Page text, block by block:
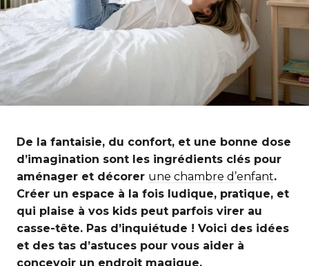
De la fantaisie, du confort, et une bonne dose
d’imagination sont les ingrédients clés pour
aménager et décorer une chambre d’enfant.
Créer un espace à la fois ludique, pratique, et
qui plaise à vos kids peut parfois virer au
casse-tête. Pas d’inquiétude ! Voici des idées
et des tas d’astuces pour vous aider à
concevoir un endroit magique.